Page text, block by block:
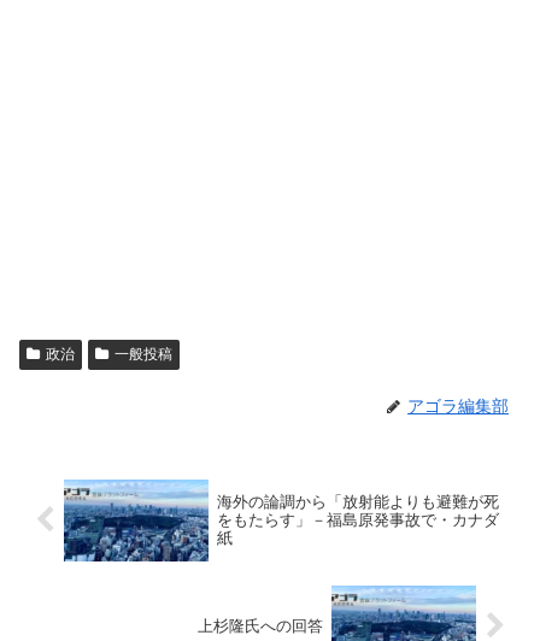
政治 一般投稿
アゴラ編集部
海外の論調から「放射能よりも避難が死
をもたらす」－福島原発事故で・カナダ
紙
上杉隆氏への回答